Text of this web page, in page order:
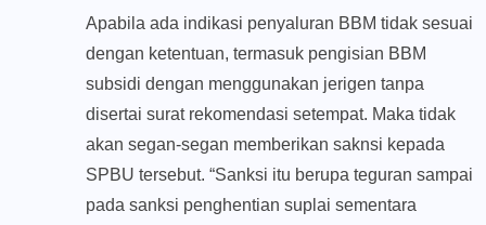
Apabila ada indikasi penyaluran BBM tidak sesuai
dengan ketentuan, termasuk pengisian BBM
subsidi dengan menggunakan jerigen tanpa
disertai surat rekomendasi setempat. Maka tidak
akan segan-segan memberikan saknsi kepada
SPBU tersebut. “Sanksi itu berupa teguran sampai
pada sanksi penghentian suplai sementara